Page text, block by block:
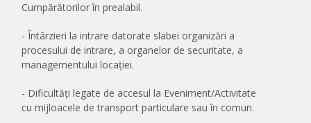
Cumpărătorilor în prealabil.
- Întârzieri la intrare datorate slabei organizări a
procesului de intrare, a organelor de securitate, a
managementului locației.
- Dificultăți legate de accesul la Eveniment/Activitate
cu mijloacele de transport particulare sau în comun.